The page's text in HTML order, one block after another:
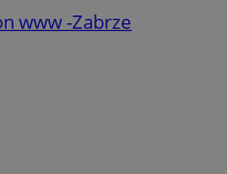
www -Zabrze